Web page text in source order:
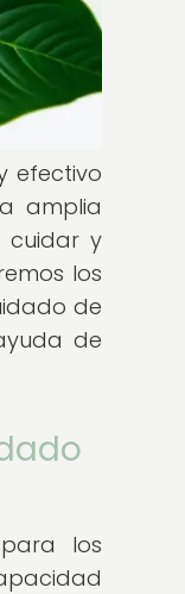
efectivo
amplia
cuidar y
los
de
de
los